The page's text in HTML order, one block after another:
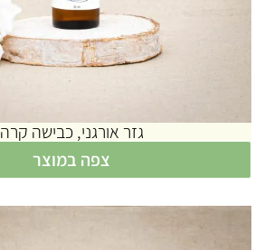
גזר אורגני, כבישה קרה
צפה במוצר